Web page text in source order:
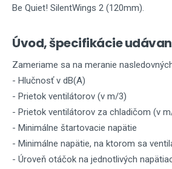
Be Quiet! SilentWings 2 (120mm).
Úvod, špecifikácie
Zameriame sa na meranie
- Hlučnosť v dB(A)
- Prietok ventilátorov (v m/3)
- Prietok ventilátorov za chladičom (v
- Minimálne štartovacie napätie
- Minimálne napätie, na ktorom sa
- Úroveň otáčok na jednotlivých